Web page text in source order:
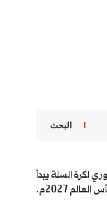
البحث
لكرة السلة يبدأ
2027م.